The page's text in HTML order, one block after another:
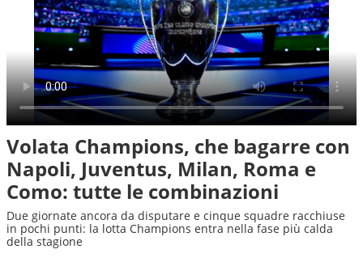
Volata Champions, che bagarre con
Napoli, Juventus, Milan, Roma e
Como: tutte le combinazioni
Due giornate ancora da disputare e cinque squadre racchiuse
in pochi punti: la lotta Champions entra nella fase più calda
della stagione